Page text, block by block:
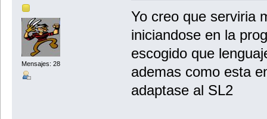
Mensajes: 28
Yo creo que serviria
iniciandose en la
escogido que
ademas como esta
adaptase al SL2